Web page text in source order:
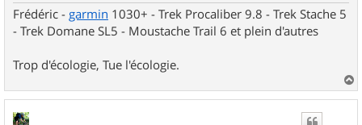
Frédéric - garmin 1030+ - Trek Procaliber 9.8 - Trek Stache 5
- Trek Domane SL5 - Moustache Trail 6 et plein d'autres
Trop d'écologie, Tue l'écologie.
a